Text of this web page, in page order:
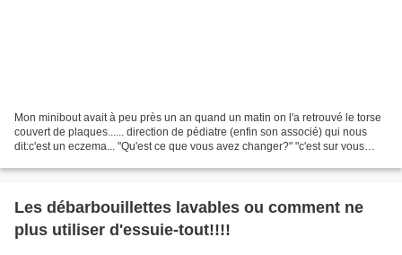
Mon minibout avait à peu près un an quand un matin on l'a retrouvé le torse
couvert de plaques...... direction de pédiatre (enfin son associé) qui nous
dit:c'est un eczema... "Qu'est ce que vous avez changer?" "c'est sur vous
Les débarbouillettes lavables ou comment ne
plus utiliser d'essuie-tout!!!!